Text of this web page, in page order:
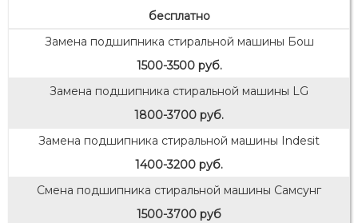
бесплатно
Замена подшипника стиральной машины Бош
1500-3500 руб.
Замена подшипника стиральной машины LG
1800-3700 руб.
Замена подшипника стиральной машины Indesit
1400-3200 руб.
Смена подшипника стиральной машины Самсунг
1500-3700 руб